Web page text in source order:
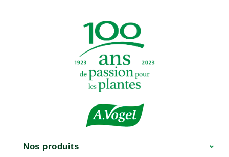
Nos produits